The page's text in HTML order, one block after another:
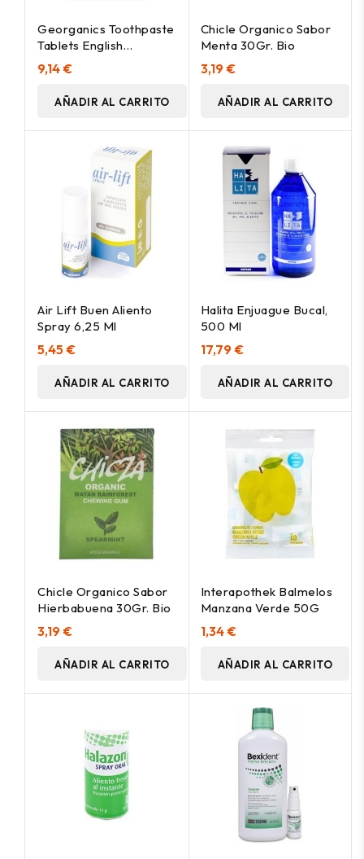
Georganics Toothpaste
Tablets English
Peppermint 120Comp
9,14 €
AÑADIR AL CARRITO
Chicle Organico Sabor
Menta 30Gr. Bio
3,19 €
AÑADIR AL CARRITO
Air Lift Buen Aliento
Spray 6,25 Ml
5,45 €
AÑADIR AL CARRITO
Halita Enjuague Bucal,
500 Ml
17,79 €
AÑADIR AL CARRITO
Chicle Organico Sabor
Hierbabuena 30Gr. Bio
3,19 €
AÑADIR AL CARRITO
Interapothek Balmelos
Manzana Verde 50G
1,34 €
AÑADIR AL CARRITO